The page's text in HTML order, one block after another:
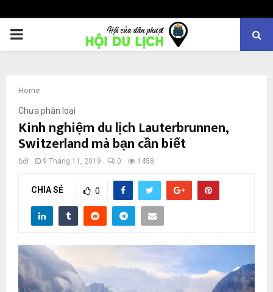
PRIMARY
Home
Chưa phân loại
Kinh nghiệm du lịch Lauterbrunnen,
Switzerland mà bạn cần biết
bởi 9 Tháng 11, 2019 0 1458
CHIA SẺ 0